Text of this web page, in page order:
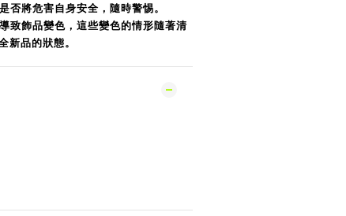
將危害自身安全，隨時警惕。
致飾品變色，這些變色的情形隨著清
新品的狀態。